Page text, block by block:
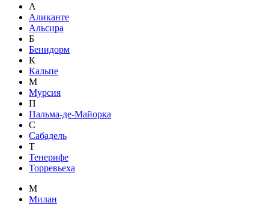
А
Аликанте
Альсира
Б
Бенидорм
К
Кальпе
М
Мурсия
П
Пальма-де-Майорка
С
Сабадель
Т
Тенерифе
Торревьеха
М
Милан